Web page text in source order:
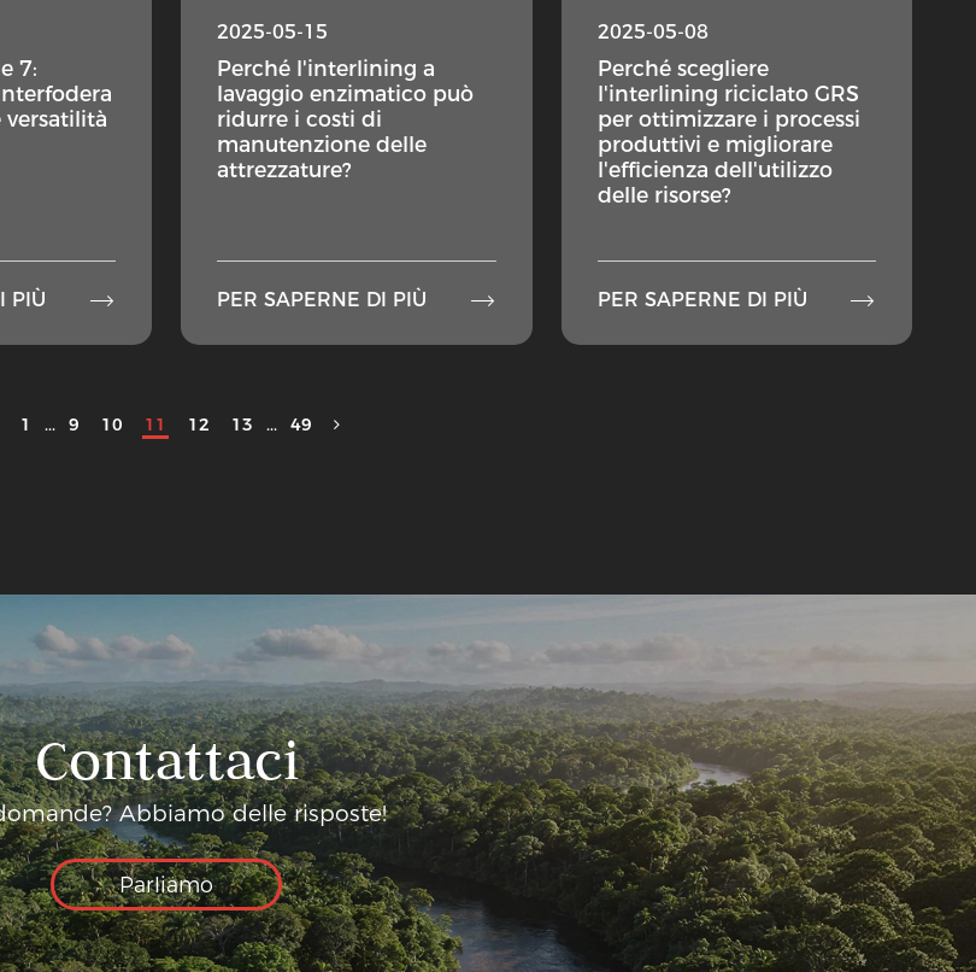
7:
PIÙ 
2025-05-15
Perché l'interlining a
lavaggio enzimatico può
ridurre i costi di
manutenzione delle
attrezzature?
PER SAPERNE DI PIÙ 
2025-05-08
Perché scegliere
l'interlining riciclato GRS
per ottimizzare i processi
produttivi e migliorare
l'efficienza dell'utilizzo
delle risorse?
PER SAPERNE DI PIÙ 
1 ... 9 10 11 12 13 ... 49
Contattaci
Abbiamo delle risposte!
Parliamo